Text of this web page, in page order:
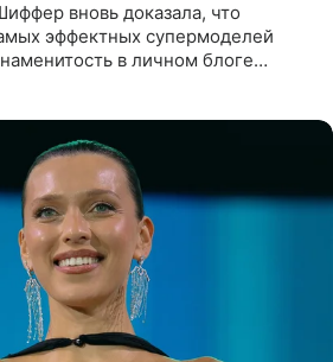
вновь доказала, что
эффектных супермоделей
в личном блоге